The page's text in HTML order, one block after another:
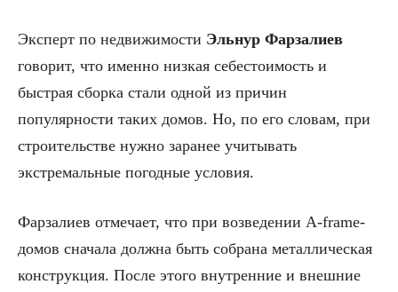
Эксперт по недвижимости Эльнур Фарзалиев
говорит, что именно низкая себестоимость и
быстрая сборка стали одной из причин
популярности таких домов. Но, по его словам, при
строительстве нужно заранее учитывать
экстремальные погодные условия.
Фарзалиев отмечает, что при возведении A-frame-
домов сначала должна быть собрана металлическая
конструкция. После этого внутренние и внешние